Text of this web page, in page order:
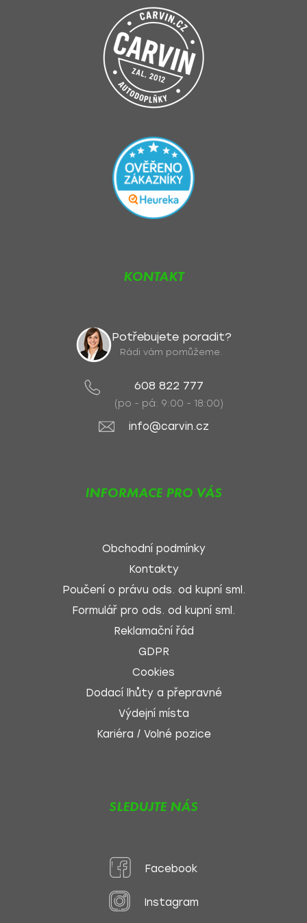
KONTAKT
Potřebujete poradit?
Rádi vám pomůžeme.
608 822 777
(po - pá: 9:00 - 18:00)
info@carvin.cz
INFORMACE PRO VÁS
Obchodní podmínky
Kontakty
Poučení o právu ods. od kupní sml.
Formulář pro ods. od kupní sml.
Reklamační řád
GDPR
Cookies
Dodací lhůty a přepravné
Výdejní místa
Kariéra / Volné pozice
SLEDUJTE NÁS
Facebook
Instagram